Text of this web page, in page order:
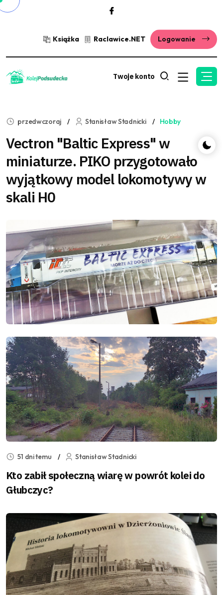
Książka Raclawice.NET Logowanie
Twoje konto
przedwczoraj Stanisław Stadnicki Hobby
Vectron "Baltic Express" w
miniaturze. PIKO przygotowało
wyjątkowy model lokomotywy w
skali H0
51 dni temu Stanisław Stadnicki
Kto zabił społeczną wiarę w powrót kolei do
Głubczyc?